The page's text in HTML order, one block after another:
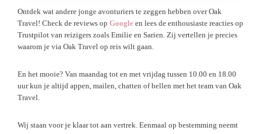
Ontdek wat andere jonge avonturiers te zeggen hebben over Oak
Travel! Check de reviews opGoogle en lees de enthousiaste reacties op
Trustpilot van reizigers zoals Emilie en Sarien. Zij vertellen je precies
waarom je via Oak Travel op reis wilt gaan.
En het mooie? Van maandag tot en met vrijdag tussen 10.00 en 18.00
uur kun je altijd appen, mailen, chatten of bellen met het team van Oak
Travel.
Wij staan voor je klaar tot aan vertrek. Eenmaal op bestemming neemt